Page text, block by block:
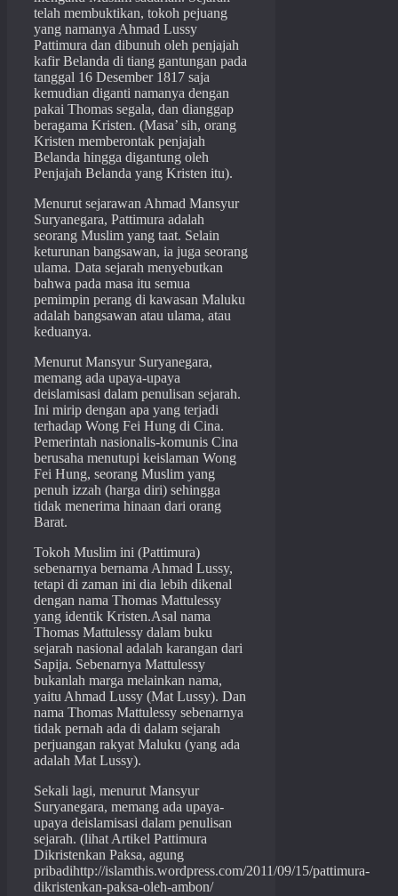
telah membuktikan, tokoh pejuang
yang namanya Ahmad Lussy
Pattimura dan dibunuh oleh penjajah
kafir Belanda di tiang gantungan pada
tanggal 16 Desember 1817 saja
kemudian diganti namanya dengan
pakai Thomas segala, dan dianggap
beragama Kristen. (Masa’ sih, orang
Kristen memberontak penjajah
Belanda hingga digantung oleh
Penjajah Belanda yang Kristen itu).
Menurut sejarawan Ahmad Mansyur
Suryanegara, Pattimura adalah
seorang Muslim yang taat. Selain
keturunan bangsawan, ia juga seorang
ulama. Data sejarah menyebutkan
bahwa pada masa itu semua
pemimpin perang di kawasan Maluku
adalah bangsawan atau ulama, atau
keduanya.
Menurut Mansyur Suryanegara,
memang ada upaya-upaya
deislamisasi dalam penulisan sejarah.
Ini mirip dengan apa yang terjadi
terhadap Wong Fei Hung di Cina.
Pemerintah nasionalis-komunis Cina
berusaha menutupi keislaman Wong
Fei Hung, seorang Muslim yang
penuh izzah (harga diri) sehingga
tidak menerima hinaan dari orang
Barat.
Tokoh Muslim ini (Pattimura)
sebenarnya bernama Ahmad Lussy,
tetapi di zaman ini dia lebih dikenal
dengan nama Thomas Mattulessy
yang identik Kristen.Asal nama
Thomas Mattulessy dalam buku
sejarah nasional adalah karangan dari
Sapija. Sebenarnya Mattulessy
bukanlah marga melainkan nama,
yaitu Ahmad Lussy (Mat Lussy). Dan
nama Thomas Mattulessy sebenarnya
tidak pernah ada di dalam sejarah
perjuangan rakyat Maluku (yang ada
adalah Mat Lussy).
Sekali lagi, menurut Mansyur
Suryanegara, memang ada upaya-
upaya deislamisasi dalam penulisan
sejarah. (lihat Artikel Pattimura
Dikristenkan Paksa, agung
pribadihttp://islamthis.wordpress.com/2011/09/15/pattimura-
dikristenkan-paksa-oleh-ambon/